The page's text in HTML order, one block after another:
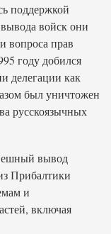
поддержкой
войск они
вопроса прав
году добился
делегации как
был уничтожен
русскоязычных
вывод
Прибалтики
и
включая